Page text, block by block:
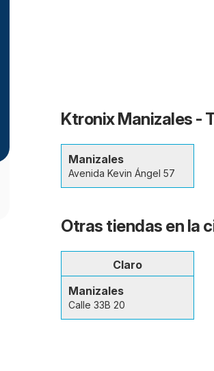
Ktronix Manizales -
Manizales
Avenida Kevin Ángel 57
Otras tiendas en la
Claro
Manizales
Calle 33B 20